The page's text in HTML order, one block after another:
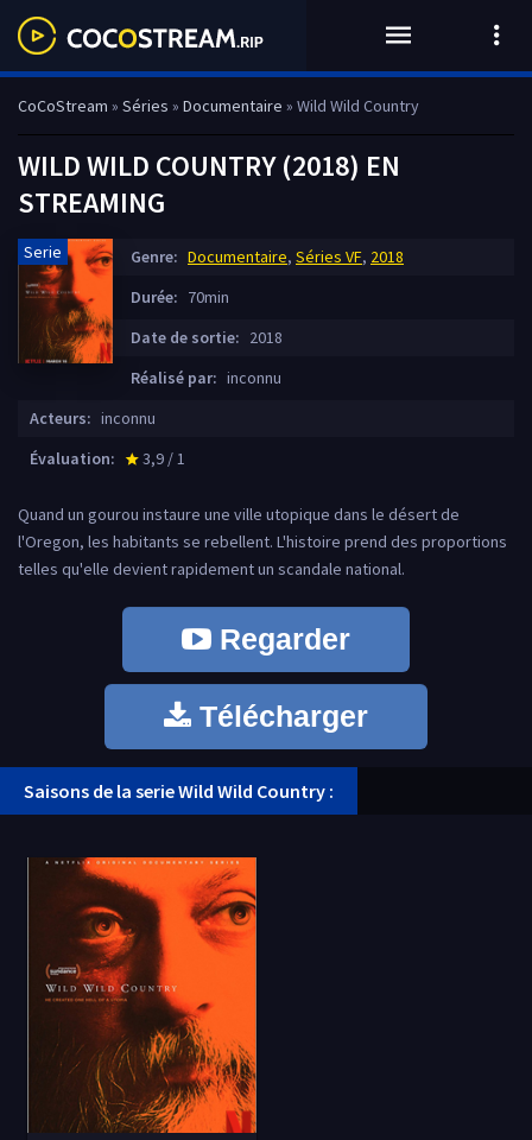
CoCoStream » Séries » Documentaire » Wild Wild Country
WILD WILD COUNTRY (2018) EN
STREAMING
Serie Genre: Documentaire, Séries VF, 2018
Durée: 70min
Date de sortie: 2018
Réalisé par: inconnu
Acteurs: inconnu
Évaluation:
star_rate
3,9 / 1
Quand un gourou instaure une ville utopique dans le désert de
l'Oregon, les habitants se rebellent. L'histoire prend des proportions
telles qu'elle devient rapidement un scandale national.
Regarder
Télécharger
Saisons de la serie Wild Wild Country :